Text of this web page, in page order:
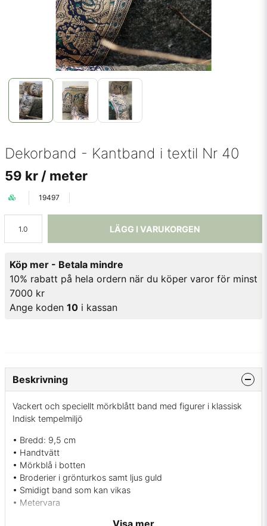
Dekorband - Kantband i textil Nr 40
59 kr / meter
19497
LÄGG I VARUKORGEN
Köp mer - Betala mindre
10% rabatt på hela ordern när du köper varor för minst
7000 kr
Ange koden 10 i kassan
Beskrivning
Vackert och speciellt mörkblått band med figurer i klassisk
Indisk tempelmiljö
• Bredd: 9,5 cm
• Handtvätt
• Mörkblå i botten
• Broderier i grönturkos samt ljus guld
• Smidigt band som kan vikas
• Metervara
Med det här bandet kan du dekorera massor av saker ex:
Visa mer